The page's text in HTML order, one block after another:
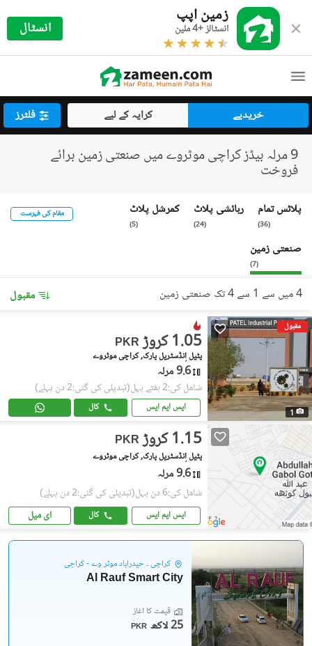
زمین اپپ
انسٹالز +4 ملین انسٹال
خریدیے کرایہ کے لیے فلٹرز
9 مرلہ بیڈز کراچی موٹروے میں صنعتی زمین برائے
فروخت
پلاٹس تمام
(
36
)
رہائشی پلاٹ
(
24
)
کمرشل پلاٹ
(
5
)
صنعتی زمین
(
7
)
مقام کی فہرست
4 میں سے 1 سے 4 تک صنعتی زمین مقبول
مقبول
1
PKR 1.05 کروڑ
پٹیل اِنڈسٹریل پارک, کراچی موٹروے
9.6 مرلہ
شامل کی:2 ہفتے پہل (تبدیلی کی گئی:2 دن پہلے)
ایس ایم ایس کال
PKR 1.15 کروڑ
پٹیل اِنڈسٹریل پارک, کراچی موٹروے
9.6 مرلہ
شامل کی:6 دن پہل (تبدیلی کی گئی:2 دن پہلے)
ایس ایم ایس کال ای میل
کراچی ۔ حیدرآباد موٹر وے - کراچی
Al Rauf Smart City
قیمت کا آغاز
PKR 25 لاکھ